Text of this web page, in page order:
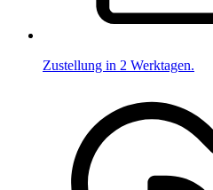
Zustellung in 2 Werktagen.